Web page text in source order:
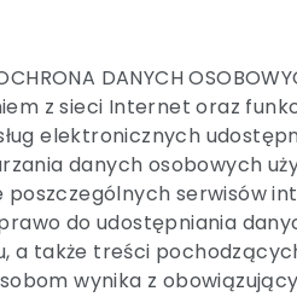
DANYCH
z sieci Internet oraz
elektronicznych
danych osobowych
poszczególnych serwisów
do udostępniania
a także treści
wynika z